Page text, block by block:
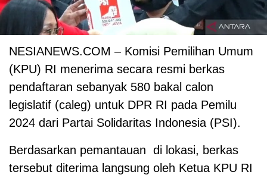
NESIANEWS.COM – Komisi Pemilihan Umum
(KPU) RI menerima secara resmi berkas
pendaftaran sebanyak 580 bakal calon
legislatif (caleg) untuk DPR RI pada Pemilu
2024 dari Partai Solidaritas Indonesia (PSI).
Berdasarkan pemantauan di lokasi, berkas
tersebut diterima langsung oleh Ketua KPU RI